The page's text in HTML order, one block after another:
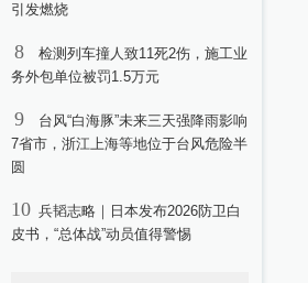
引发燃烧
8
检测列车撞人致11死2伤，施工业
务外包单位被罚1.5万元
9
台风“白海豚”未来三天强降雨影响
7省市，浙江上海等地位于台风危险半
圆
10 兵韬志略｜日本发布2026防卫白
皮书，“总体战”动员值得警惕